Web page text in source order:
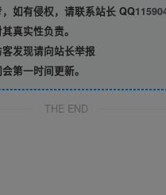
如有侵权，请联系站长 QQ
真实性负责。
发现请向站长举报
第一时间更新。
THE END